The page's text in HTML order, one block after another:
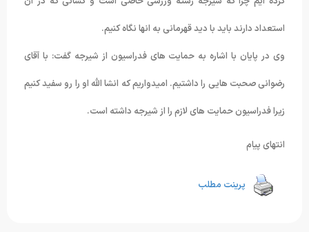
استعداد دارند باید با دید قهرمانی به انها نگاه کنیم.
وی در پایان با اشاره به حمایت های فدراسیون از شیرجه گفت: با آقای
رضوانی صحبت هایی را داشتیم. امیدواریم که انشا الله او را رو سفید کنیم
زیرا فدراسیون حمایت های لازم را از شیرجه داشته است.
انتهای پیام
پرینت مطلب